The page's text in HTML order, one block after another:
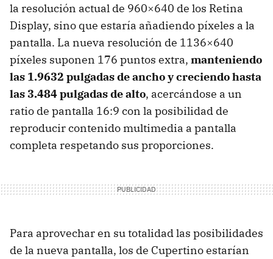
la resolución actual de 960×640 de los Retina
Display, sino que estaría añadiendo píxeles a la
pantalla. La nueva resolución de 1136×640
píxeles suponen 176 puntos extra, manteniendo
las 1.9632 pulgadas de ancho y creciendo hasta
las 3.484 pulgadas de alto, acercándose a un
ratio de pantalla 16:9 con la posibilidad de
reproducir contenido multimedia a pantalla
completa respetando sus proporciones.
Para aprovechar en su totalidad las posibilidades
de la nueva pantalla, los de Cupertino estarían